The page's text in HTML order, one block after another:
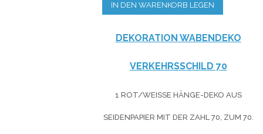
IN DEN WARENKORB LEGEN
DEKORATION WABENDEKO
VERKEHRSSCHILD 70
1 ROT/WEISSE HÄNGE-DEKO AUS S
EIDENPAPIER MIT DER ZAHL 70, ZUM 70. G